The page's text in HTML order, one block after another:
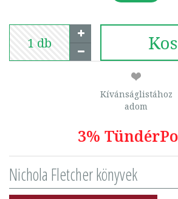
Kívánságlistához
adom
3%
Nichola Fletcher könyvek